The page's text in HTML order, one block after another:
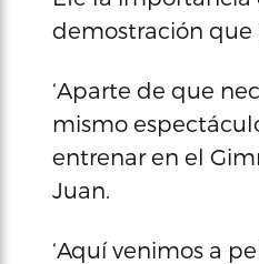
demostración
‘Aparte de que
mismo
entrenar en el
Juan.
‘Aquí venimos a